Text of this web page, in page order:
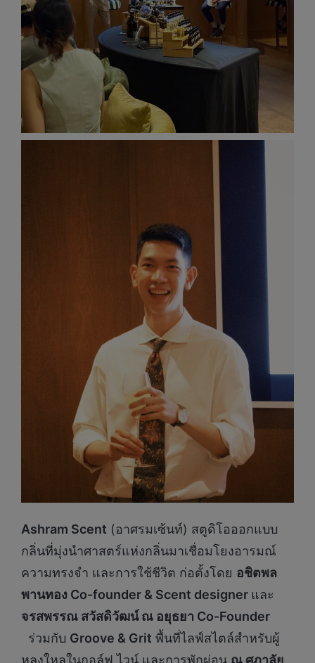
Ashram Scent (อาศรมเซ้นท์) สตูดิโอออกแบบ
กลิ่นที่มุ่งนำศาสตร์แห่งกลิ่นมาเชื่อมโยงอารมณ์
ความทรงจำ และการใช้ชีวิต ก่อตั้งโดย อชิตพล
พานทอง Co-founder & Scent designer และ
จรสพรรณ สวัสดิวัฒน์ ณ อยุธยา Co-Founder
ร่วมกับ Groove & Grit พื้นที่ไลฟ์สไตล์สำหรับผู้